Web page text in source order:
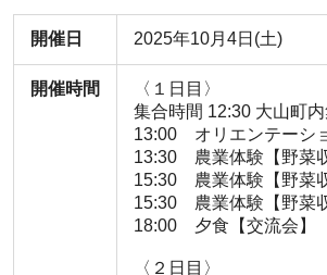
開催日 2025年10月4日(土)
開催時間
〈１日目〉
集合時間 12:30 大山町
13:00 オリエンテーシ
13:30 農業体験【野菜
15:30 農業体験【野菜
15:30 農業体験【野菜
18:00 夕食【交流会】
〈２日目〉